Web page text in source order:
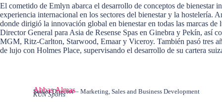
El cometido de Emlyn abarca el desarrollo de conceptos de bienestar
experiencia internacional en los sectores del bienestar y la hostelería.
donde dirigió la innovación global en bienestar en todas las marcas
Director General para Asia de Resense Spas en Ginebra y Pekín, así
MGM, Ritz-Carlton, Starwood, Emaar y Viceroy. También pasó tres
de lujo con Holmes Place, supervisando el desarrollo de su cartera
Abbas Almas
Senior Director – Marketing, Sales and Business Development
KUN Sports